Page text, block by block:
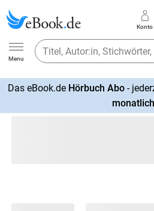
Ebook.de
Menu
Konto
Das eBook.de Hörbuch Abo-
monatlich